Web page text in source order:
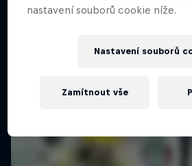
nastavení souborů cookie níže.
Nastavení souborů
Zamítnout vše